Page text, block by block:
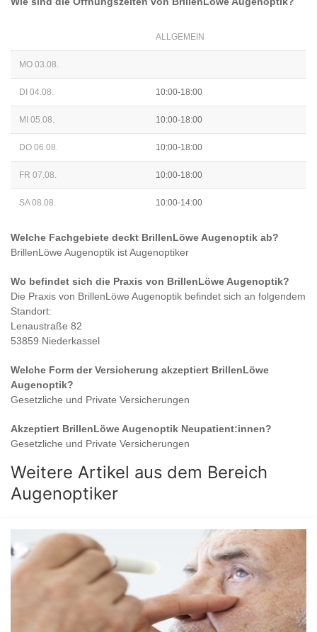
ALLGEMEIN
MO 03.08.
DI 04.08. 10:00-18:00
MI 05.08. 10:00-18:00
DO 06.08. 10:00-18:00
FR 07.08. 10:00-18:00
SA 08.08. 10:00-14:00
Welche Fachgebiete deckt BrillenLöwe Augenoptik ab?
BrillenLöwe Augenoptik istAugenoptiker
Wo befindet sich die Praxis von BrillenLöwe Augenoptik?
Die Praxis von BrillenLöwe Augenoptik befindet sich an folgendem
Standort:
Lenaustraße 82
53859 Niederkassel
Welche Form der Versicherung akzeptiert BrillenLöwe
Augenoptik?
Gesetzliche und Private Versicherungen
Akzeptiert BrillenLöwe Augenoptik Neupatient:innen?
Gesetzliche und Private Versicherungen
Weitere Artikel aus dem Bereich
Augenoptiker